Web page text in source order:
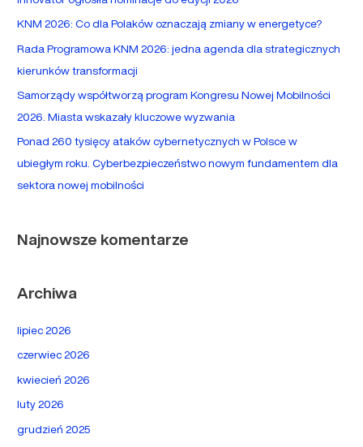
l
a
:
KNM 2026: Co dla Polaków oznaczają zmiany w energetyce?
Rada Programowa KNM 2026: jedna agenda dla strategicznych
kierunków transformacji
Samorządy współtworzą program Kongresu Nowej Mobilności
2026. Miasta wskazały kluczowe wyzwania
Ponad 260 tysięcy ataków cybernetycznych w Polsce w
ubiegłym roku. Cyberbezpieczeństwo nowym fundamentem dla
sektora nowej mobilności
Najnowsze komentarze
Archiwa
lipiec 2026
czerwiec 2026
kwiecień 2026
luty 2026
grudzień 2025